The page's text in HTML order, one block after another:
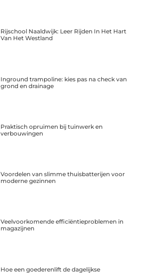
Rijschool Naaldwijk: Leer Rijden In Het Hart
Van Het Westland
Inground trampoline: kies pas na check van
grond en drainage
Praktisch opruimen bij tuinwerk en
verbouwingen
Voordelen van slimme thuisbatterijen voor
moderne gezinnen
Veelvoorkomende efficiëntieproblemen in
magazijnen
Hoe een goederenlift de dagelijkse